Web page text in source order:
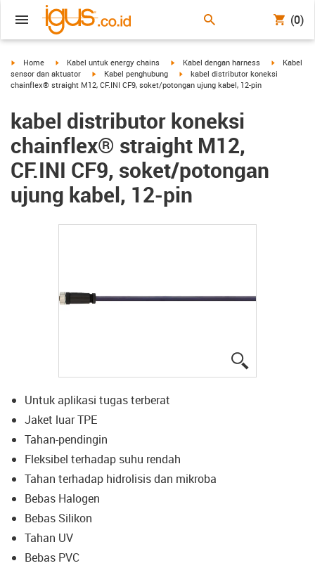
(0)
igus-icon-arrow-right
Home igus-icon-arrow-right
Kabel untuk energy chains igus-icon-arrow-right
Kabel dengan harness igus-icon-
Kabel
sensor dan aktuator
igus-icon-arrow-right
Kabel penghubung igus-icon-arrow-right
kabel distributor koneksi
chainflex® straight M12, CF.INI CF9, soket/potongan ujung kabel, 12-pin
kabel distributor koneksi
chainflex® straight M12,
CF.INI CF9, soket/potongan
ujung kabel, 12-pin
Untuk aplikasi tugas terberat
Jaket luar TPE
Tahan-pendingin
Fleksibel terhadap suhu rendah
Tahan terhadap hidrolisis dan mikroba
Bebas Halogen
Bebas Silikon
Tahan UV
Bebas PVC